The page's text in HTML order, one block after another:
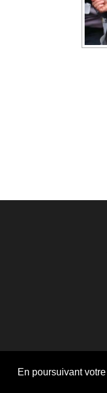
En poursuivant